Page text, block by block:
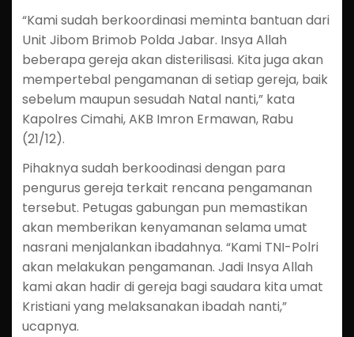
“Kami sudah berkoordinasi meminta bantuan dari
Unit Jibom Brimob Polda Jabar. Insya Allah
beberapa gereja akan disterilisasi. Kita juga akan
mempertebal pengamanan di setiap gereja, baik
sebelum maupun sesudah Natal nanti,” kata
Kapolres Cimahi, AKB Imron Ermawan, Rabu
(21/12).
Pihaknya sudah berkoodinasi dengan para
pengurus gereja terkait rencana pengamanan
tersebut. Petugas gabungan pun memastikan
akan memberikan kenyamanan selama umat
nasrani menjalankan ibadahnya. “Kami TNI-Polri
akan melakukan pengamanan. Jadi Insya Allah
kami akan hadir di gereja bagi saudara kita umat
Kristiani yang melaksanakan ibadah nanti,”
ucapnya.